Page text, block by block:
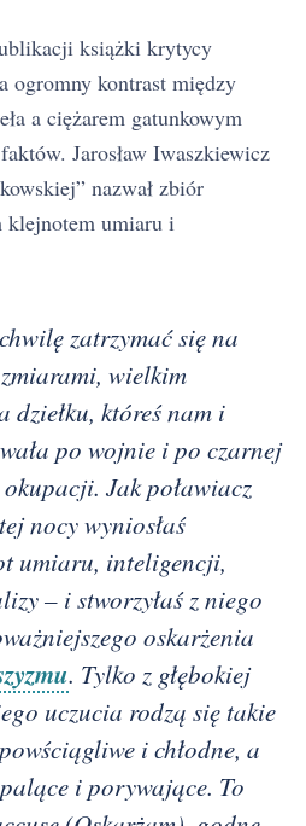
książki krytycy
ogromny kontrast między
a ciężarem gatunkowym
Jarosław Iwaszkiewicz
nazwał zbiór
klejnotem umiaru i
zatrzymać się na
wielkim
któreś nam i
po wojnie i po czarnej
Jak poławiacz
nocy wyniosłaś
umiaru, inteligencji,
– i stworzyłaś z niego
oskarżenia
. Tylko z głębokiej
uczucia rodzą się takie
i chłodne, a
i porywające. To